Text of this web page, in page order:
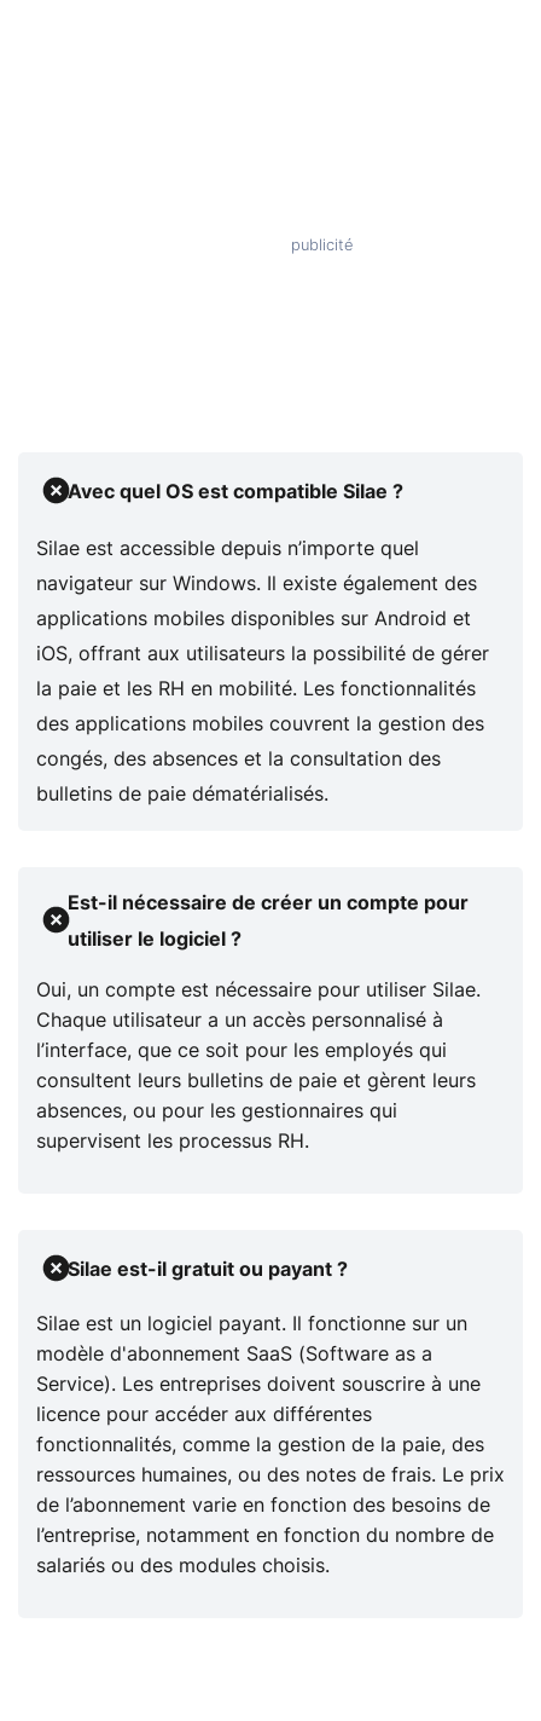
Avec quel OS est compatible Silae ?
Silae est accessible depuis n’importe quel
navigateur sur Windows. Il existe également des
applications mobiles disponibles sur Android et
iOS, offrant aux utilisateurs la possibilité de gérer
la paie et les RH en mobilité. Les fonctionnalités
des applications mobiles couvrent la gestion des
congés, des absences et la consultation des
bulletins de paie dématérialisés.
Est-il nécessaire de créer un compte pour
utiliser le logiciel ?
Oui, un compte est nécessaire pour utiliser Silae.
Chaque utilisateur a un accès personnalisé à
l’interface, que ce soit pour les employés qui
consultent leurs bulletins de paie et gèrent leurs
absences, ou pour les gestionnaires qui
supervisent les processus RH.
Silae est-il gratuit ou payant ?
Silae est un logiciel payant. Il fonctionne sur un
modèle d'abonnement SaaS (Software as a
Service). Les entreprises doivent souscrire à une
licence pour accéder aux différentes
fonctionnalités, comme la gestion de la paie, des
ressources humaines, ou des notes de frais. Le prix
de l’abonnement varie en fonction des besoins de
l’entreprise, notamment en fonction du nombre de
salariés ou des modules choisis.